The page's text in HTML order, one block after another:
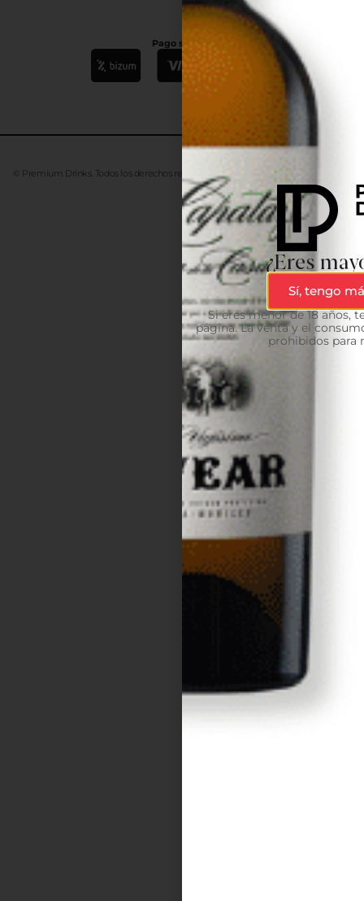
Pago seguro
© Premium Drinks. Todos los derechos reservados. DesarrolladoAdvanze
¿Eres
Sí, tengo
Si eres menor de 18 años,
página. La venta y el
prohibidos para